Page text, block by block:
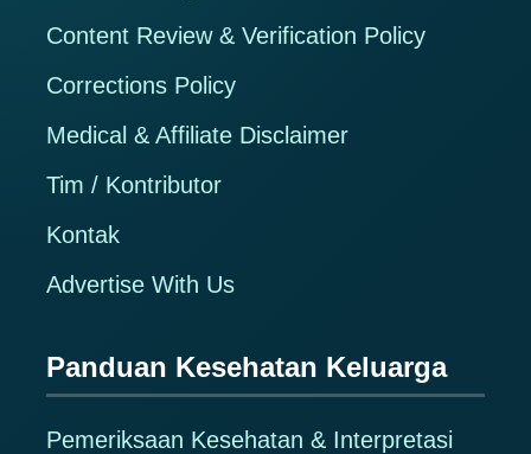
Content Review & Verification Policy
Corrections Policy
Medical & Affiliate Disclaimer
Tim / Kontributor
Kontak
Advertise With Us
Panduan Kesehatan Keluarga
Pemeriksaan Kesehatan & Interpretasi